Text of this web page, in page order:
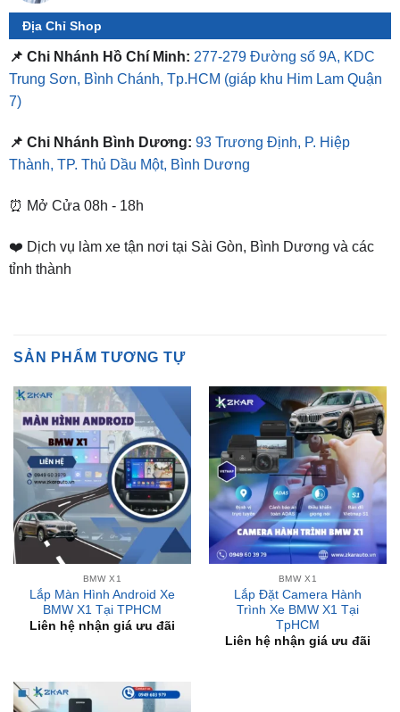
📌 Chi Nhánh Hồ Chí Minh: 277-279 Đường số 9A, KDC
Trung Sơn, Bình Chánh, Tp.HCM
7)
📌 Chi Nhánh Bình Dương:
⏰ Mở Cửa 08h - 18h
❤️ Dịch vụ làm xe tận nơi tại Sài Gòn, Bình Dương và các
BMW X1
Lắp Màn Hình Android Xe
BMW X1 Tại TPHCM
Liên hệ nhận giá ưu đãi
BMW X1
Lắp Đặt Camera Hành
Trình Xe BMW X1 Tại
TpHCM
Liên hệ nhận giá ưu đãi